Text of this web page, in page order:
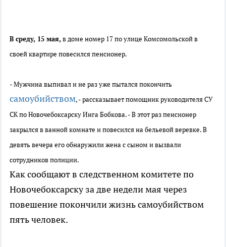
В среду, 15 мая, в доме номер 17 по улице Комсомольской в
своей квартире повесился пенсионер.
- Мужчина выпивал и не раз уже пытался покончить
самоубийством, - рассказывает помощник руководителя СУ
СК по Новочебоксарску Инга Бобкова. - В этот раз пенсионер
закрылся в ванной комнате и повесился на бельевой веревке. В
девять вечера его обнаружили жена с сыном и вызвали
сотрудников полиции.
Как сообщают в следственном комитете по
Новочебоксарску за две недели мая через
повешение покончили жизнь самоубийством
пять человек.